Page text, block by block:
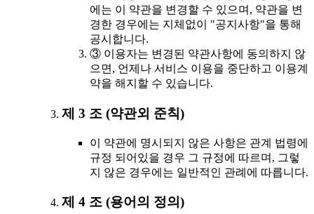
에는 이 약관을 변경할 수 있으며, 약관을 변
경한 경우에는 지체없이 "공지사항"을 통해
공시합니다.
③ 이용자는 변경된 약관사항에 동의하지 않
으면, 언제나 서비스 이용을 중단하고 이용계
약을 해지할 수 있습니다.
제 3 조 (약관외 준칙)
이 약관에 명시되지 않은 사항은 관계 법령에
규정 되어있을 경우 그 규정에 따르며, 그렇
지 않은 경우에는 일반적인 관례에 따릅니다.
제 4 조 (용어의 정의)